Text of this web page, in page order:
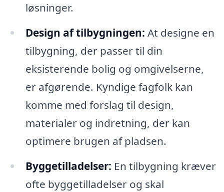
løsninger.
Design af tilbygningen: At designe en
tilbygning, der passer til din
eksisterende bolig og omgivelserne,
er afgørende. Kyndige fagfolk kan
komme med forslag til design,
materialer og indretning, der kan
optimere brugen af pladsen.
Byggetilladelser: En tilbygning kræver
ofte byggetilladelser og skal